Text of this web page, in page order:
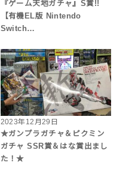
『ゲーム天地ガチャ』S賞!!
【有機EL版 Nintendo
Switch…
2023年12月29日
★ガンプラガチャ＆ピクミン
ガチャ SSR賞＆はな賞出まし
た！★